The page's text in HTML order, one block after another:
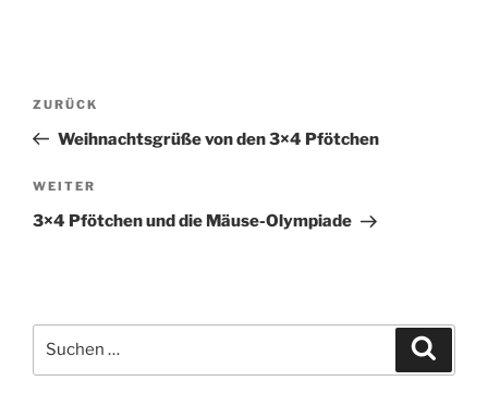
Beitragsnavigation
Vorheriger
Beitrag
ZURÜCK
Weihnachtsgrüße von den 3×4 Pfötchen
Nächster
Beitrag
WEITER
3×4 Pfötchen und die Mäuse-Olympiade
nach: